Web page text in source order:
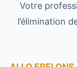
Votre
l’élimination